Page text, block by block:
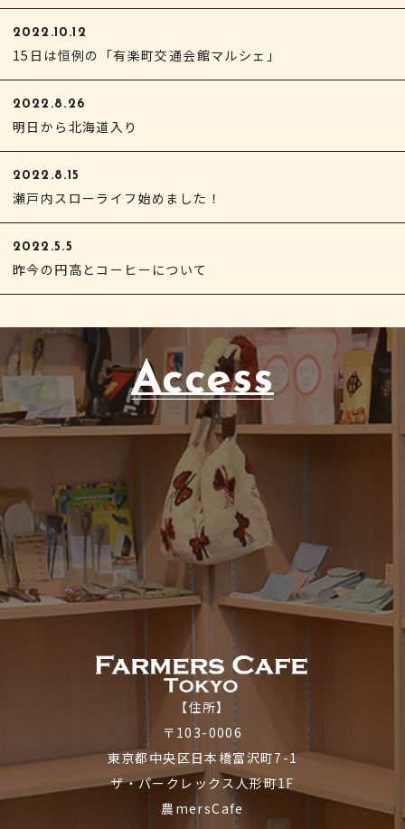
2022.10.12
15日は恒例の「有楽町交通会館マルシェ」
2022.8.26
明日から北海道入り
2022.8.15
瀬戸内スローライフ始めました！
2022.5.5
昨今の円高とコーヒーについて
Access
【住所】
〒103-0006
東京都中央区日本橋富沢町7-1
ザ・パークレックス人形町1F
農mersCafe